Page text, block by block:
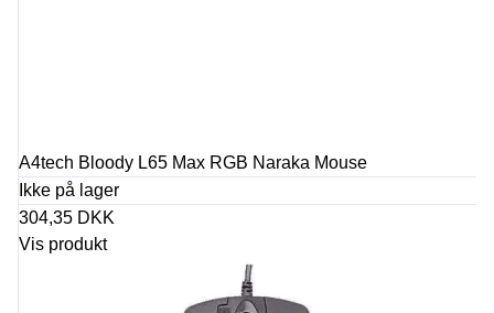
A4tech Bloody L65 Max RGB Naraka Mouse
Ikke på lager
304,35 DKK
Vis produkt